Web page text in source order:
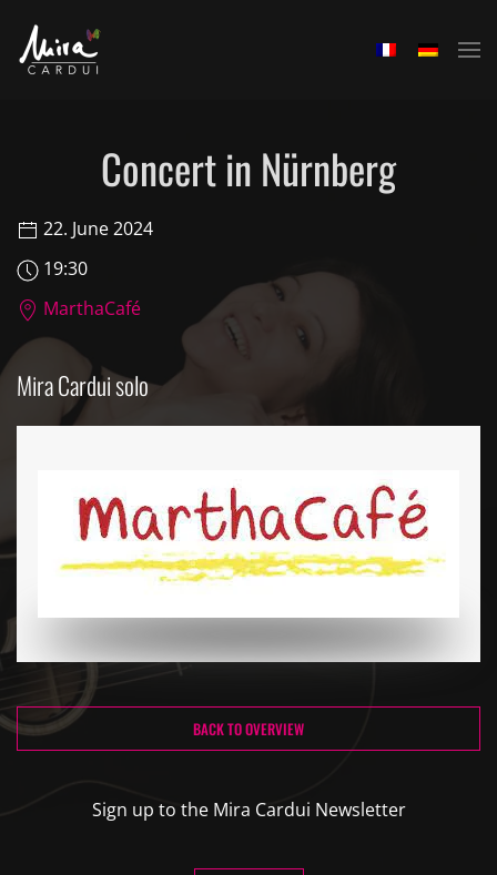
Skip to main content
Concert in Nürnberg
22. June 2024
19:30
MarthaCafé
Mira Cardui solo
BACK TO OVERVIEW
Sign up to the Mira Cardui Newsletter